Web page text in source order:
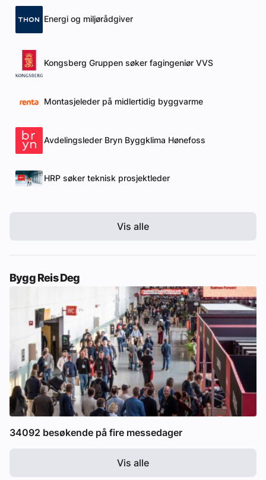
Energi og miljørådgiver
Kongsberg Gruppen søker fagingeniør VVS
Montasjeleder på midlertidig byggvarme
Avdelingsleder Bryn Byggklima Hønefoss
HRP søker teknisk prosjektleder
Vis alle
Bygg Reis Deg
34092 besøkende på fire messedager
Vis alle